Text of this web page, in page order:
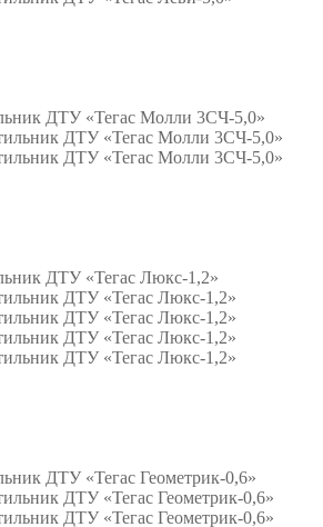
ДТУ «Тегас Молли 3СЧ-5,0»
ДТУ «Тегас Люкс-1,2»
ДТУ «Тегас Геометрик-0,6»